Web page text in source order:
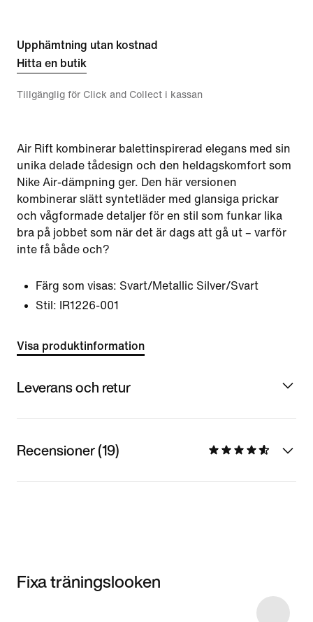
Upphämtning utan kostnad
Hitta en butik
Tillgänglig för Click and Collect i kassan
Air Rift kombinerar balettinspirerad elegans med sin
unika delade tådesign och den heldagskomfort som
Nike Air-dämpning ger. Den här versionen
kombinerar slätt syntetläder med glansiga prickar
och vågformade detaljer för en stil som funkar lika
bra på jobbet som när det är dags att gå ut – varför
inte få både och?
Färg som visas: Svart/Metallic Silver/Svart
Stil:
IR1226-001
Visa produktinformation
Leverans och retur
Recensioner (19)
Fixa träningslooken